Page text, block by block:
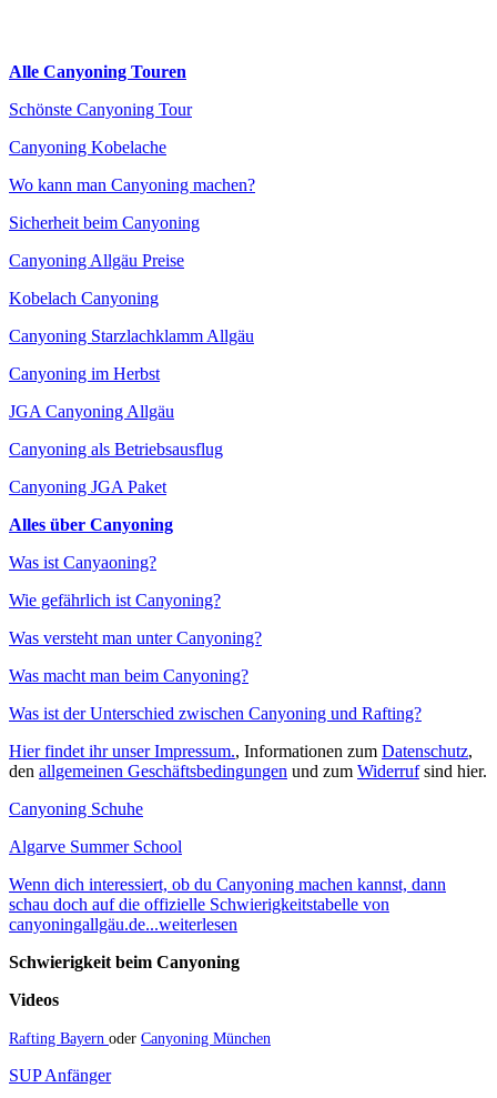
Alle Canyoning Touren
Schönste Canyoning Tour
Canyoning Kobelache
Wo kann man Canyoning machen?
Sicherheit beim Canyoning
Canyoning Allgäu Preise
Kobelach Canyoning
Canyoning Starzlachklamm Allgäu
Canyoning im Herbst
JGA Canyoning Allgäu
Canyoning als Betriebsausflug
Canyoning JGA Paket
Alles über Canyoning
Was ist Canyaoning?
Wie gefährlich ist Canyoning?
Was versteht man unter Canyoning?
Was macht man beim Canyoning?
Was ist der Unterschied zwischen Canyoning und Rafting?
Hier findet ihr unser Impressum., Informationen zum Datenschutz,
den allgemeinen Geschäftsbedingungen und zum Widerrufsind hier.
Canyoning Schuhe
Algarve Summer School
Wenn dich interessiert, ob du Canyoning machen kannst, dann
schau doch auf die offizielle Schwierigkeitstabelle von
canyoningallgäu.de...weiterlesen
Schwierigkeit beim Canyoning
Videos
Rafting Bayern oder Canyoning München
SUP Anfänger